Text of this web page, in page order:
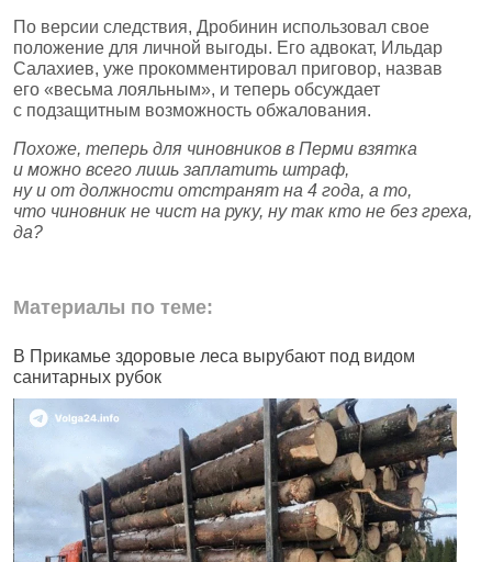
По версии следствия, Дробинин использовал свое
положение для личной выгоды. Его адвокат, Ильдар
Салахиев, уже прокомментировал приговор, назвав
его «весьма лояльным», и теперь обсуждает
с подзащитным возможность обжалования.
Похоже, теперь для чиновников в Перми взятка
и можно всего лишь заплатить штраф,
ну и от должности отстранят на 4 года, а то,
что чиновник не чист на руку, ну так кто не без греха,
да?
Материалы по теме:
В Прикамье здоровые леса вырубают под видом
санитарных рубок